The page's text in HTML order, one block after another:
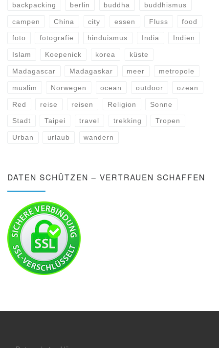
backpacking berlin buddha buddhismus
campen China city essen Fluss food
foto fotografie hinduismus India Indien
Islam Koepenick korea küste
Madagascar Madagaskar meer metropole
muslim Norwegen ocean outdoor ozean
Red reise reisen Religion Sonne
Stadt Taipei travel trekking Tropen
Urban urlaub wandern
DATEN SCHÜTZEN – VERTRAUEN SCHAFFEN